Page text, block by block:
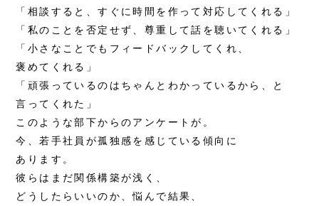
「相談すると、すぐに時間を作って対応してくれる」
「私のことを否定せず、尊重して話を聴いてくれる」
「小さなことでもフィードバックしてくれ、
褒めてくれる」
「頑張っているのはちゃんとわかっているから、と
言ってくれた」
このような部下からのアンケートが。
今、若手社員が孤独感を感じている傾向に
あります。
彼らはまだ関係構築が浅く、
どうしたらいいのか、悩んで結果、